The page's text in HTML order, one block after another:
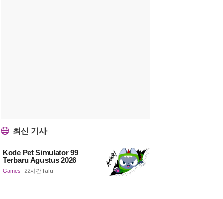
최신 기사
Kode Pet Simulator 99
Terbaru Agustus 2026
Games 22시간 lalu